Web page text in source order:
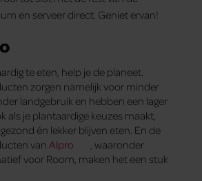
en serveer direct. Geniet ervan!
te eten, help je de planeet.
zorgen namelijk voor minder
landgebruik en hebben een lager
als je plantaardige keuzes maakt,
én lekker blijven eten. En de
van Alpro
, waaronder
voor Room, maken het een stuk